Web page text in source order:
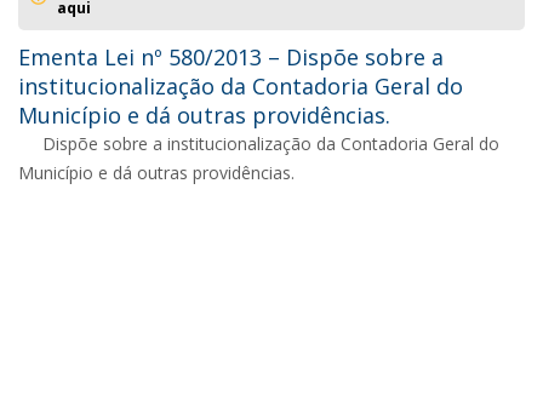
aqui
Ementa Lei nº 580/2013 – Dispõe sobre a
institucionalização da Contadoria Geral do
Município e dá outras providências.
Dispõe sobre a institucionalização da Contadoria Geral do
Município e dá outras providências.